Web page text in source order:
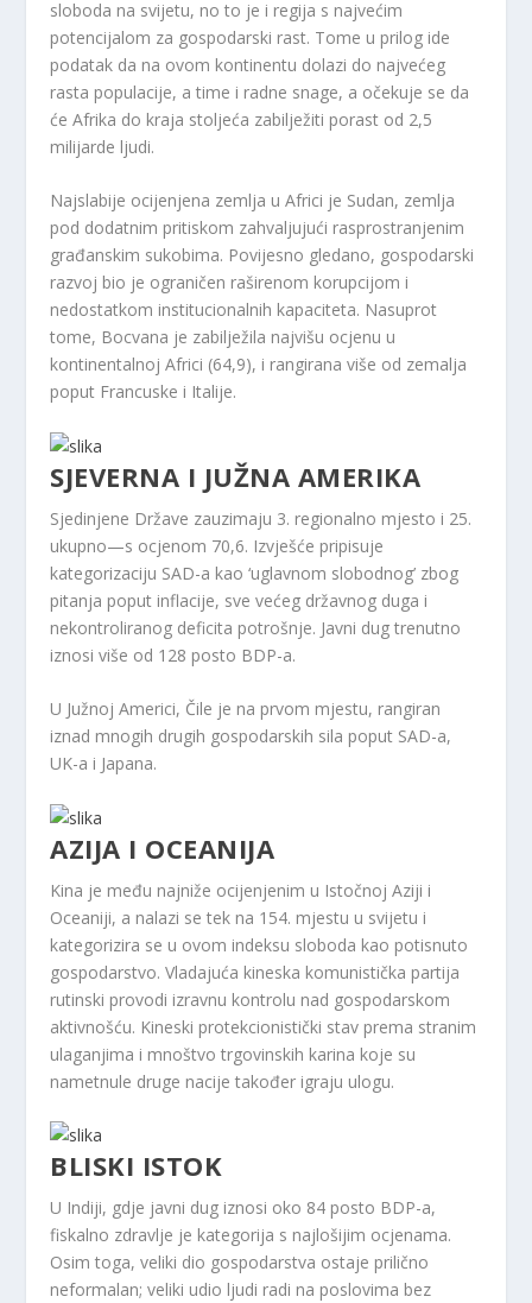
sloboda na svijetu, no to je i regija s najvećim
potencijalom za gospodarski rast. Tome u prilog ide
podatak da na ovom kontinentu dolazi do najvećeg
rasta populacije, a time i radne snage, a očekuje se da
će Afrika do kraja stoljeća zabilježiti porast od 2,5
milijarde ljudi.
Najslabije ocijenjena zemlja u Africi je Sudan, zemlja
pod dodatnim pritiskom zahvaljujući rasprostranjenim
građanskim sukobima. Povijesno gledano, gospodarski
razvoj bio je ograničen raširenom korupcijom i
nedostatkom institucionalnih kapaciteta. Nasuprot
tome, Bocvana je zabilježila najvišu ocjenu u
kontinentalnoj Africi (64,9), i rangirana više od zemalja
poput Francuske i Italije.
SJEVERNA I JUŽNA AMERIKA
Sjedinjene Države zauzimaju 3. regionalno mjesto i 25.
ukupno—s ocjenom 70,6. Izvješće pripisuje
kategorizaciju SAD-a kao ‘uglavnom slobodnog’ zbog
pitanja poput inflacije, sve većeg državnog duga i
nekontroliranog deficita potrošnje. Javni dug trenutno
iznosi više od 128 posto BDP-a.
U Južnoj Americi, Čile je na prvom mjestu, rangiran
iznad mnogih drugih gospodarskih sila poput SAD-a,
UK-a i Japana.
AZIJA I OCEANIJA
Kina je među najniže ocijenjenim u Istočnoj Aziji i
Oceaniji, a nalazi se tek na 154. mjestu u svijetu i
kategorizira se u ovom indeksu sloboda kao potisnuto
gospodarstvo. Vladajuća kineska komunistička partija
rutinski provodi izravnu kontrolu nad gospodarskom
aktivnošću. Kineski protekcionistički stav prema stranim
ulaganjima i mnoštvo trgovinskih karina koje su
nametnule druge nacije također igraju ulogu.
BLISKI ISTOK
U Indiji, gdje javni dug iznosi oko 84 posto BDP-a,
fiskalno zdravlje je kategorija s najlošijim ocjenama.
Osim toga, veliki dio gospodarstva ostaje prilično
neformalan; veliki udio ljudi radi na poslovima bez